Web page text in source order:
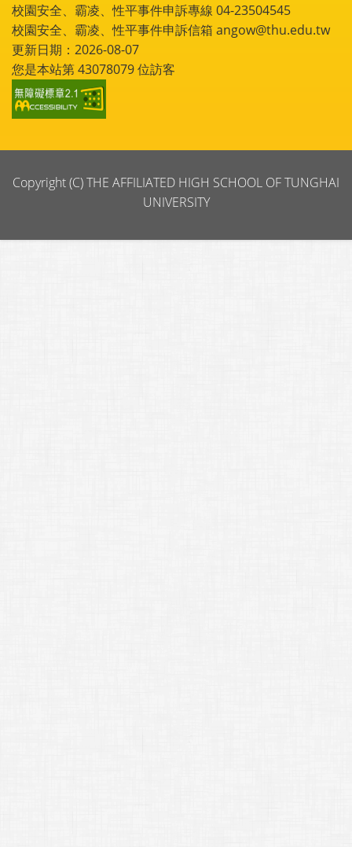
校園安全、霸凌、性平事件申訴專線 04-23504545
校園安全、霸凌、性平事件申訴信箱 angow@thu.edu.tw
更新日期：2026-08-07
您是本站第43078079位訪客
Copyright (C) THE AFFILIATED HIGH SCHOOL OF TUNGHAI
UNIVERSITY